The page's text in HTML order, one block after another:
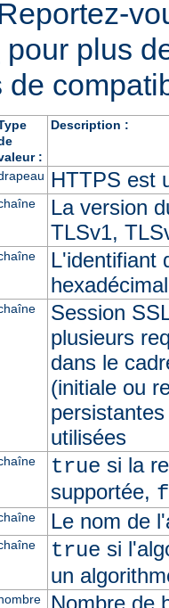
pour plus
de
:
Description :
HTTPS est
La version
TLSv1,
L'identifiant
hexadécimal
Session
plusieurs
dans le
(initiale ou
utilisées
true si la
supportée,
Le nom de
true si
un
Nombre de